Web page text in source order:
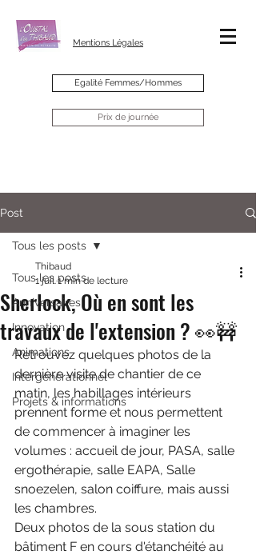
Mentions Légales
Egalité Femmes/Hommes
Prix de journée
Post
Tous les posts
Anniversaires
Innovation
Animations
Intergénérationnel
Projets & informations
Tous les posts
Sherlock, Où en sont les
travaux de l'extension ? 👀🚧
Thibaud
1 juil.1 min de lecture
Retrouvez quelques photos de la
dernière visite de chantier de ce
matin, les habillages intérieurs
prennent forme et nous permettent
de commencer à imaginer les
volumes : accueil de jour, PASA, salle
ergothérapie, salle EAPA, Salle
snoezelen, salon coiffure, mais aussi
les chambres.
Deux photos de la sous station du
bâtiment F en cours d'étanchéité au